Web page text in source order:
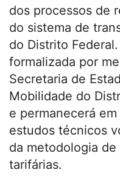
dos processos de
do sistema de
do Distrito
formalizada por
Secretaria de
Mobilidade do
e permanecerá
estudos técnicos
da metodologia
tarifárias.